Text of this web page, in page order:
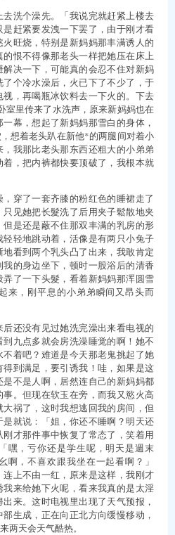
洗个澡先。「我说完就赶紧上楼去
赶紧要发洩一下罢了，由于刚才看
旺烧，特别是新妈妈那丰满诱人的
恨不得像那老头一样把她压在床上
决一下，可能真的会忍不住对新妈
个冷水澡后，火已下了不少了，于
，再喝瓶冰饮料去一下火的。下去
室里传来了水洗声，原来新妈妈也在
幕，想起了新妈妈那雪白的身体，
想着老头趴在新他*的两腿间对着小
我那比老头那东西还粗大的小弟弟
，把内裤都快要顶破了，我根本就
穿了一套齐膝的粉红色的睡裙走了
见她把长髮洗了后用夹子鬆散地夹
是还是蔽不住那双丰满的乳房的形
轻地跳动着，活像是有两只小兔子
看到两个乳头凸了出来，我敢肯定
的身边坐下，顿时一股浴后的清香
了一下头髮，看着新妈妈那浑圆雪
来，刚平息的小弟弟瞬间又昂头而
还没有见过她洗完澡出来看电视的
九点多就会房洗澡睡觉的啊！她不
着吧？难道是今天那老鬼挑起了她
到满足，要引诱我！哇，如果是这
不是人啊，居然连自己的新妈妈都
。但现在软玉在旁，而我又慾火高
祸了，这时我想逃回我的房间，但
就说：「姐，你还不睡啊？明天还
才那件事中恢复了常态了，笑着用
嘿，亏你还是学生呢，明天是週末
啊，不喜欢跟我坐在一起看啊？」
连上不由一红，原来是这样，我刚才
来给她下火呢，看来我真的是太淫
来。这时电视里出现了天气预报，
生成，正在向正北方向缓慢移动，
两天会天气酷热。